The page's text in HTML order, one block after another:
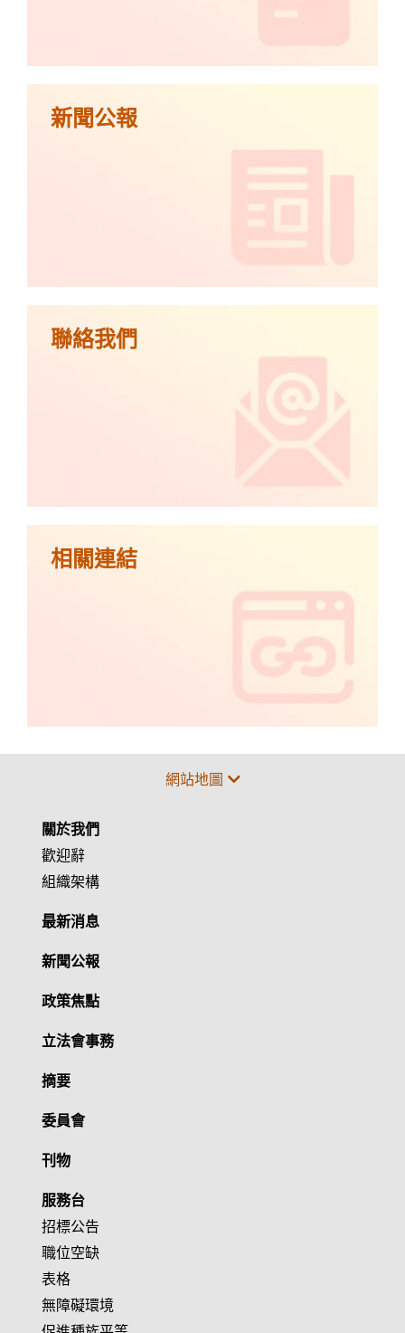
新聞公報
聯絡我們
相關連結
網站地圖
關於我們
歡迎辭
組織架構
最新消息
新聞公報
政策焦點
立法會事務
摘要
委員會
刊物
服務台
招標公告
職位空缺
表格
無障礙環境